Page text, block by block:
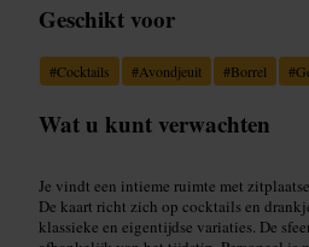
Geschikt voor
#Cocktails #Avondjeuit #Borrel #
Wat u kunt verwachten
Je vindt een intieme ruimte met
De kaart richt zich op cocktails en
klassieke en eigentijdse variaties. De